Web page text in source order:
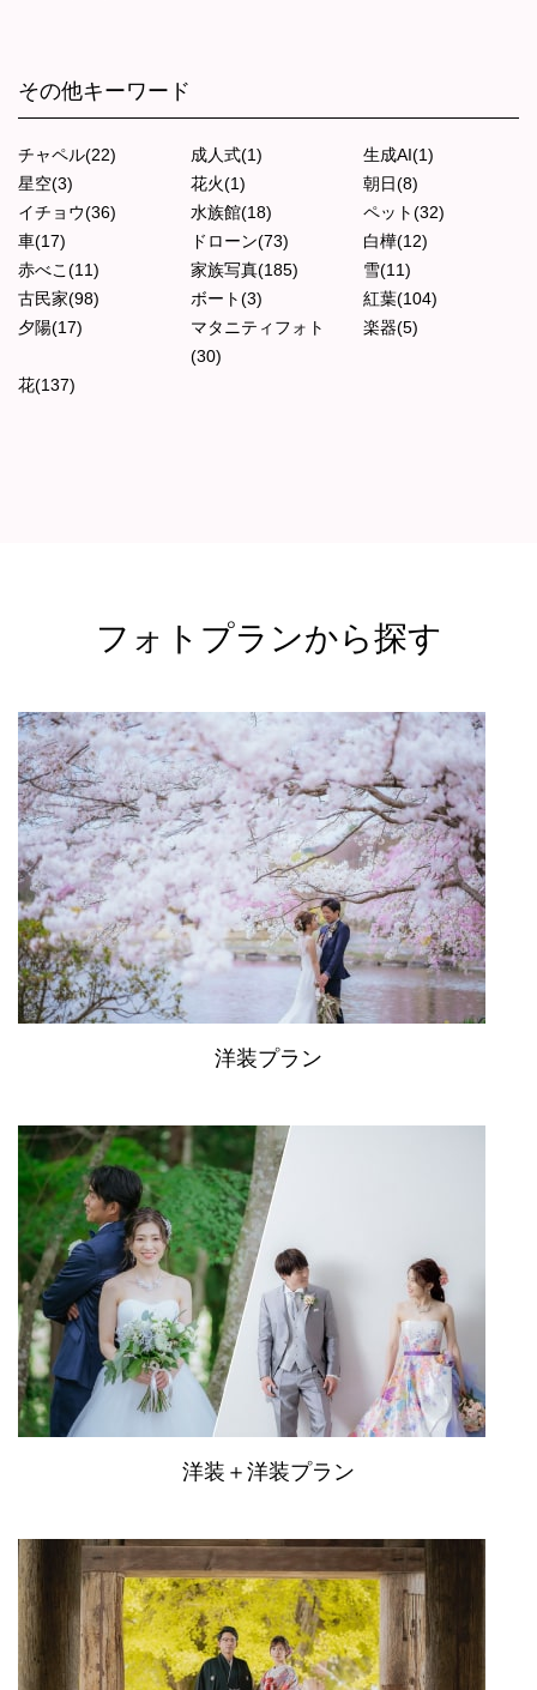
その他キーワード
チャペル(22) 成人式(1)
生成AI(1)
星空(3)
花火(1)
朝日(8)
イチョウ(36)
水族館(18)
ペット(32)
車(17)
ドローン(73)
白樺(12)
赤べこ(11)
家族写真(185)
雪(11)
古民家(98)
ボート(3)
紅葉(104)
夕陽(17)
マタニティフォト
(30)
楽器(5)
花(137)
フォトプランから探す
洋装プラン
洋装＋洋装プラン